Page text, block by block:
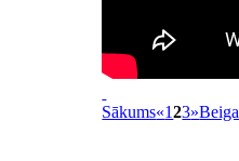
Sākums«123»